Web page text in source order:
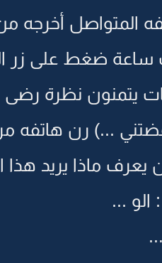
المتواصل أخرجه
ضغط على زر
يتمنون نظرة
...) رن هاتفه
يعرف ماذا يريد
الو ...